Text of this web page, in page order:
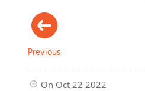
Previous
On Oct 22 2022